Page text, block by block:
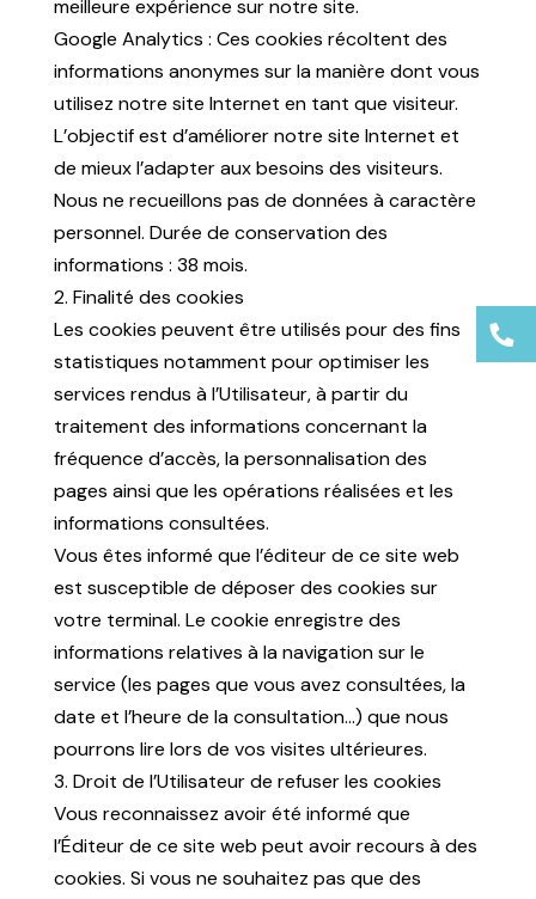
meilleure expérience sur notre site.
Google Analytics : Ces cookies récoltent des
informations anonymes sur la manière dont vous
utilisez notre site Internet en tant que visiteur.
L’objectif est d’améliorer notre site Internet et
de mieux l’adapter aux besoins des visiteurs.
Nous ne recueillons pas de données à caractère
personnel. Durée de conservation des
informations : 38 mois.
2. Finalité des cookies
Les cookies peuvent être utilisés pour des fins
statistiques notamment pour optimiser les
services rendus à l’Utilisateur, à partir du
traitement des informations concernant la
fréquence d’accès, la personnalisation des
pages ainsi que les opérations réalisées et les
informations consultées.
Vous êtes informé que l’éditeur de ce site web
est susceptible de déposer des cookies sur
votre terminal. Le cookie enregistre des
informations relatives à la navigation sur le
service (les pages que vous avez consultées, la
date et l’heure de la consultation…) que nous
pourrons lire lors de vos visites ultérieures.
3. Droit de l’Utilisateur de refuser les cookies
Vous reconnaissez avoir été informé que
l’Éditeur de ce site web peut avoir recours à des
cookies. Si vous ne souhaitez pas que des